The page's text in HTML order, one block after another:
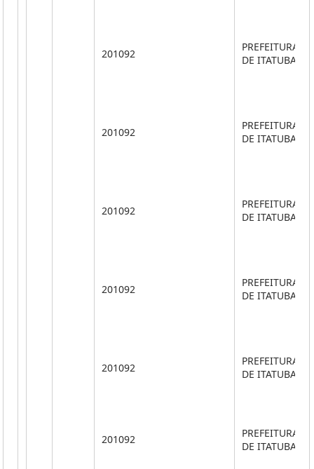
201092
PREFEITURA
DE ITATUBA
201092
PREFEITURA
DE ITATUBA
201092
PREFEITURA
DE ITATUBA
201092
PREFEITURA
DE ITATUBA
201092
PREFEITURA
DE ITATUBA
201092
PREFEITURA
DE ITATUBA